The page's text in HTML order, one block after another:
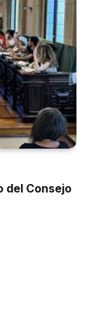
del Consejo